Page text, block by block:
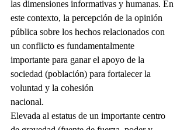
las dimensiones informativas y humanas. En
este contexto, la percepción de la opinión
pública sobre los hechos relacionados con
un conflicto es fundamentalmente
importante para ganar el apoyo de la
sociedad (población) para fortalecer la
voluntad y la cohesión
nacional.
Elevada al estatus de un importante centro